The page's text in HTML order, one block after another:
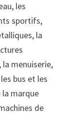
les
sportifs,
la
menuiserie,
bus et les
la marque
de